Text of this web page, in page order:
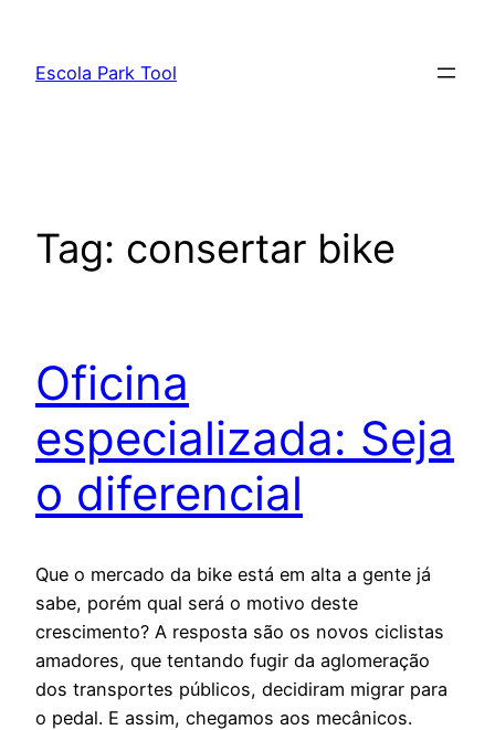
Escola Park Tool
Tag: consertar bike
Oficina
especializada: Seja
o diferencial
Que o mercado da bike está em alta a gente já
sabe, porém qual será o motivo deste
crescimento? A resposta são os novos ciclistas
amadores, que tentando fugir da aglomeração
dos transportes públicos, decidiram migrar para
o pedal. E assim, chegamos aos mecânicos.